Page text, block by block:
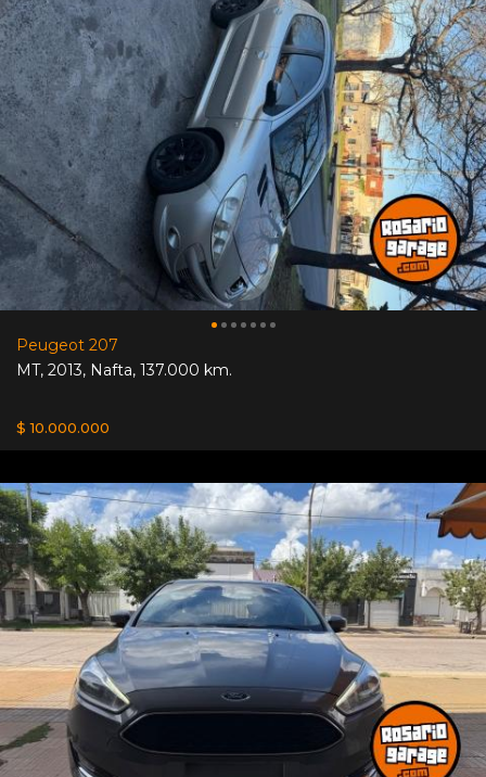
Peugeot 207
MT, 2013, Nafta, 137.000 km.
$ 10.000.000